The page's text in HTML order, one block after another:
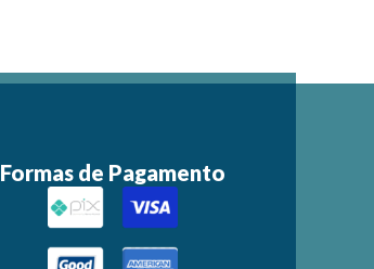
Formas de Pagamento